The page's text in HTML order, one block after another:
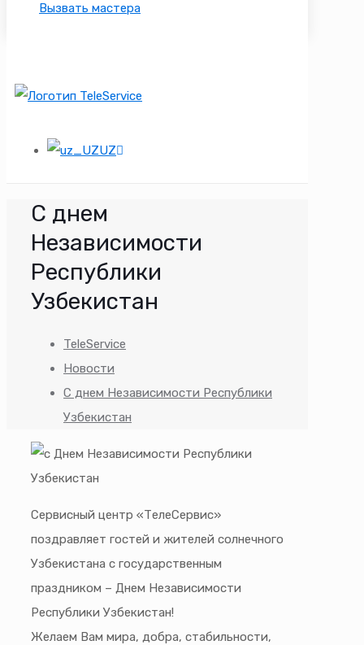
Вызвать мастера
UZ
С днем
Независимости
Республики
Узбекистан
TeleService
Новости
С днем Независимости Республики
Узбекистан
Сервисный центр «ТелеСервис»
поздравляет гостей и жителей солнечного
Узбекистана с государственным
праздником – Днем Независимости
Республики Узбекистан!
Желаем Вам мира, добра, стабильности,